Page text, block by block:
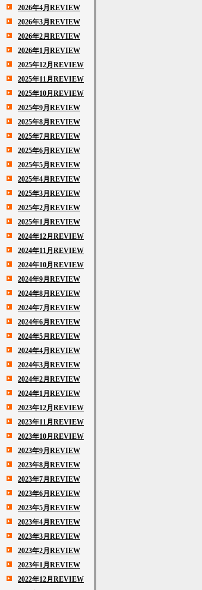
2026年4月REVIEW
2026年3月REVIEW
2026年2月REVIEW
2026年1月REVIEW
2025年12月REVIEW
2025年11月REVIEW
2025年10月REVIEW
2025年9月REVIEW
2025年8月REVIEW
2025年7月REVIEW
2025年6月REVIEW
2025年5月REVIEW
2025年4月REVIEW
2025年3月REVIEW
2025年2月REVIEW
2025年1月REVIEW
2024年12月REVIEW
2024年11月REVIEW
2024年10月REVIEW
2024年9月REVIEW
2024年8月REVIEW
2024年7月REVIEW
2024年6月REVIEW
2024年5月REVIEW
2024年4月REVIEW
2024年3月REVIEW
2024年2月REVIEW
2024年1月REVIEW
2023年12月REVIEW
2023年11月REVIEW
2023年10月REVIEW
2023年9月REVIEW
2023年8月REVIEW
2023年7月REVIEW
2023年6月REVIEW
2023年5月REVIEW
2023年4月REVIEW
2023年3月REVIEW
2023年2月REVIEW
2023年1月REVIEW
2022年12月REVIEW